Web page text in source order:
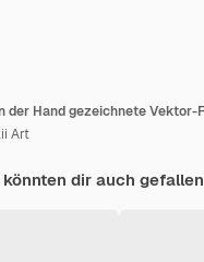
Art
dir auch gefallen